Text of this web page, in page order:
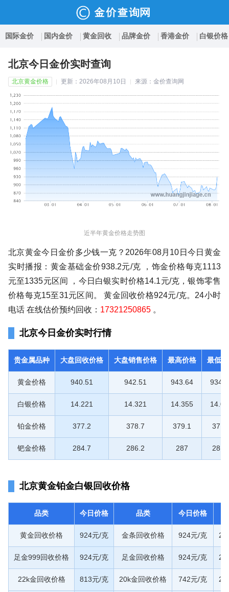
国际金价 国内金价 黄金回收 品牌金价 香港金价 白银价格
北京今日金价实时查询
北京黄金价格 更新：2026年08月10日 来源：金价查询网
近半年黄金价格走势图
北京黄金今日金价多少钱一克？2026年08月10日今日黄金
实时播报：黄金基础金价938.2元/克 ，饰金价格每克1113
元至1335元区间 ，今日白银实时价格14.1元/克，银饰零售
价格每克15至31元区间。 黄金回收价格924元/克。24小时
电话 在线估价预约回收： 17321250865 。
北京今日金价实时行情
贵金属品种 大盘回收价格 大盘销售价格 最高价格 最低
黄金价格 940.51 942.51 943.64
白银价格 14.221 14.321 14.355
铂金价格 377.2 378.7 379.1
钯金价格 284.7 286.2 287
北京黄金铂金白银回收价格
品类 今日价格 品类 今日价格
黄金回收价格 924元/克 金条回收价格 924元/克
足金999回收价格 924元/克 足金回收价格 924元/克
22k金回收价格 813元/克 20k金回收价格 742元/克